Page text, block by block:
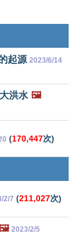
起源 2023/6/14
洪水 🖼️
(170,447次)
2/7 (211,027次)
2023/2/5